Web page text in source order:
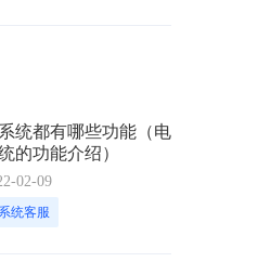
统都有哪些功能（电
的功能介绍）
02-09
统客服